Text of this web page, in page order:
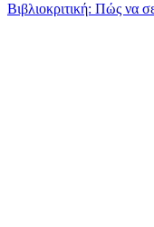
Βιβλιοκριτική: Πώς